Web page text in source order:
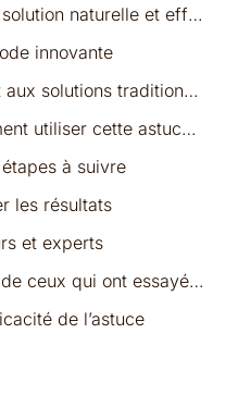
L’astuce étonnante : une solution naturelle et efficace
innovante
Avantages par rapport aux solutions traditionnelles
Mise en pratique : comment utiliser cette astuce chez vous
à suivre
les résultats
et experts
Expériences positives de ceux qui ont essayé la méthode
de l’astuce